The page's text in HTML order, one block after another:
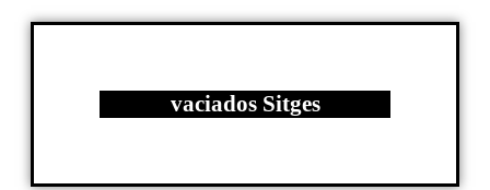
vaciados Sitges